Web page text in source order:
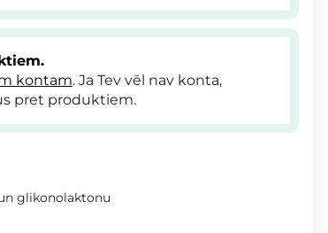
kontam. Ja Tev vēl nav konta,
pret produktiem.
glikonolaktonu